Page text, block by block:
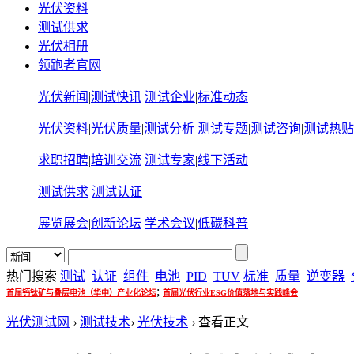
光伏资料
测试供求
光伏相册
领跑者官网
光伏新闻 |测试快讯 测试企业|标准动态
光伏资料|光伏质量|测试分析 测试专题|测试咨询|测试热贴
求职招聘|培训交流 测试专家|线下活动
测试供求 测试认证
展览展会|创新论坛 学术会议|低碳科普
热门搜索 测试 认证 组件 电池 PID TUV 标准 质量 逆变器
首届钙钛矿与叠层电池（华中）产业化论坛; 首届光伏行业ESG价值落地与实践峰会
光伏测试网 › 测试技术› 光伏技术 › 查看正文